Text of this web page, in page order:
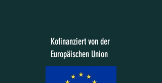
Kofinanziert von der
Europäischen Union